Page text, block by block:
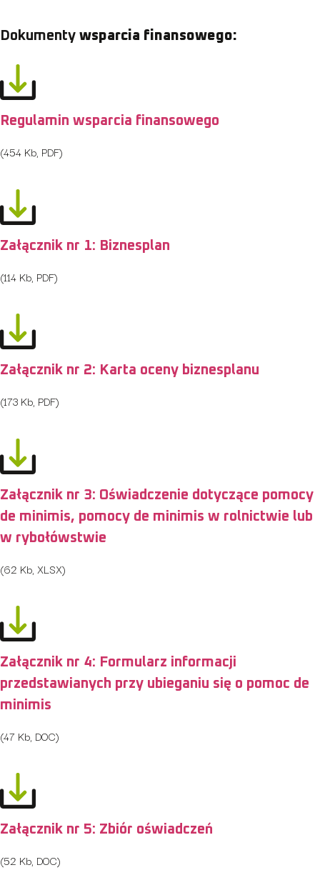
Dokumenty wsparcia finansowego:
Regulamin wsparcia finansowego
(454 Kb, PDF)
Załącznik nr 1: Biznesplan
(114 Kb, PDF)
Załącznik nr 2: Karta oceny biznesplanu
(173 Kb, PDF)
Załącznik nr 3: Oświadczenie dotyczące pomocy
de minimis, pomocy de minimis w rolnictwie lub
w rybołówstwie
(62 Kb, XLSX)
Załącznik nr 4: Formularz informacji
przedstawianych przy ubieganiu się o pomoc de
minimis
(47 Kb, DOC)
Załącznik nr 5: Zbiór oświadczeń
(52 Kb, DOC)